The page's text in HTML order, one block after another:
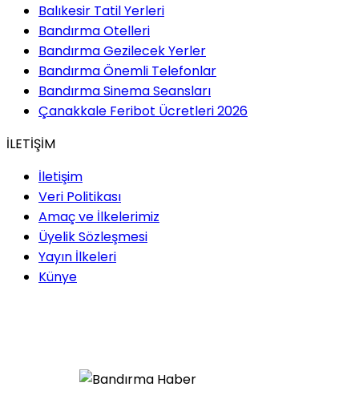
Balıkesir Tatil Yerleri
Bandırma Otelleri
Bandırma Gezilecek Yerler
Bandırma Önemli Telefonlar
Bandırma Sinema Seansları
Çanakkale Feribot Ücretleri 2026
İLETİŞİM
İletişim
Veri Politikası
Amaç ve İlkelerimiz
Üyelik Sözleşmesi
Yayın İlkeleri
Künye